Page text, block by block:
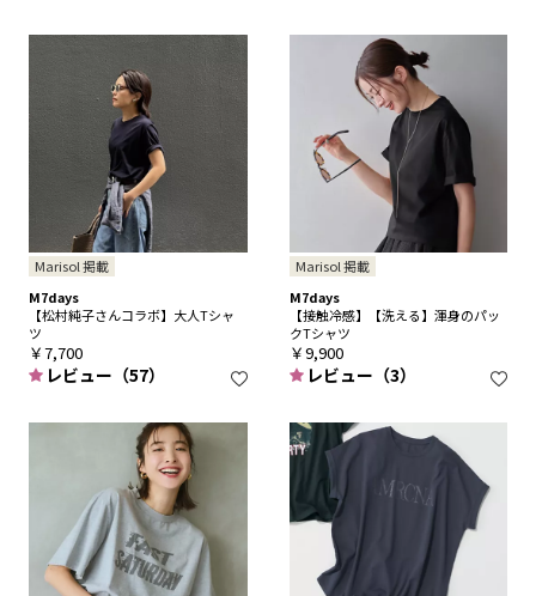
Marisol 掲載
M7days
【松村純子さんコラボ】大人Tシャ
ツ
￥7,700
レビュー（57）
Marisol 掲載
M7days
【接触冷感】【洗える】渾身のパッ
クTシャツ
￥9,900
レビュー（3）